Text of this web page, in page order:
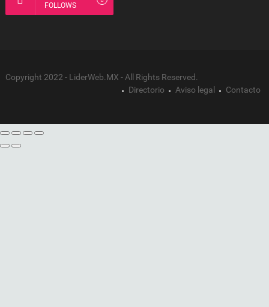
FOLLOWS
Copyright 2022 - LiderWeb.MX - All Rights Reserved.
Directorio
Aviso legal Contacto